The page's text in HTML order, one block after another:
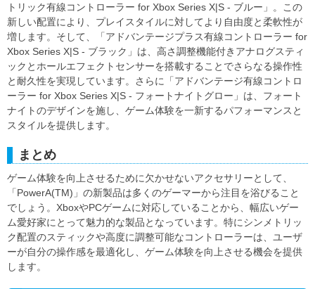
トリック有線コントローラー for Xbox Series X|S - ブルー」。この
新しい配置により、プレイスタイルに対してより自由度と柔軟性が
増します。そして、「アドバンテージプラス有線コントローラー for
Xbox Series X|S - ブラック」は、高さ調整機能付きアナログスティ
ックとホールエフェクトセンサーを搭載することでさらなる操作性
と耐久性を実現しています。さらに「アドバンテージ有線コントロ
ーラー for Xbox Series X|S - フォートナイトグロー」は、フォート
ナイトのデザインを施し、ゲーム体験を一新するパフォーマンスと
スタイルを提供します。
まとめ
ゲーム体験を向上させるために欠かせないアクセサリーとして、
「PowerA(TM)」の新製品は多くのゲーマーから注目を浴びること
でしょう。XboxやPCゲームに対応していることから、幅広いゲー
ム愛好家にとって魅力的な製品となっています。特にシンメトリッ
ク配置のスティックや高度に調整可能なコントローラーは、ユーザ
ーが自分の操作感を最適化し、ゲーム体験を向上させる機会を提供
します。